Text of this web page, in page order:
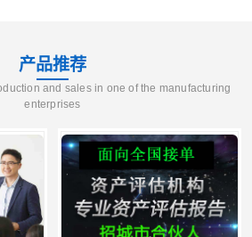
产品推荐
and sales in one of the manufacturing
enterprises